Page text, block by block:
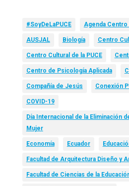
#SoyDeLaPUCE Agenda Centro
AUSJAL Biología Centro
Centro Cultural de la PUCE
Centro de Psicología Aplicada
Compañía de Jesús Conexión
COVID-19
Día Internacional de la Eliminación
Mujer
Economía Ecuador
Facultad de Arquitectura Diseño y
Facultad de Ciencias de la